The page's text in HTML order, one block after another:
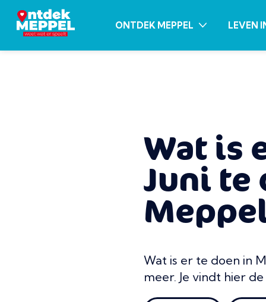
ONTDEK MEPPEL LEVEN
Wat is
Juni te
Wat is er te doen in
meer. Je vindt hier